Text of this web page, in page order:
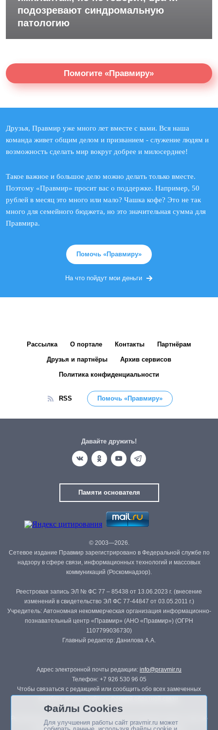
подозревают синдромальную
патологию
Помогите «Правмиру»
Друзья, Правмир уже много лет вместе с вами. Вся наша
команда живет общим делом и призванием - служение людям и
возможность сделать мир вокруг добрее и милосерднее!
Такое важное и большое дело можно делать только вместе.
Поэтому «Правмир» просит вас о поддержке. Например, 50
рублей в месяц это много или мало? Чашка кофе? Это не так
много для семейного бюджета, но это значительная сумма для
Правмира.
Помочь «Правмиру»
На что пойдут мои деньги
Рассылка О портале Контакты Партнёрам
Друзья и партнёры Архив сервисов
Политика конфиденциальности
RSS Помочь «Правмиру»
Давайте дружить!
Памяти основателя
© 2003—2026.
Сетевое издание Правмир зарегистрировано в Федеральной службе по
надзору в сфере связи, информационных технологий и массовых
коммуникаций (Роскомнадзор).
Реестровая запись ЭЛ № ФС 77 – 85438 от 13.06.2023 г. (внесение
изменений в свидетельство ЭЛ ФС 77-44847 от 03.05.2011 г.)
Учредитель: Автономная некоммерческая организация информационно-
познавательный центр «Правмир» (АНО «Правмир») (ОГРН
1107799036730)
Главный редактор: Данилова А.А.
Адрес электронной почты редакции: info@pravmir.ru
Телефон: +7 926 530 96 05
Чтобы связаться с редакцией или сообщить обо всех замеченных
Републикация материалов сайта в печатных изданиях (книгах, прессе)
возможна только с письменного разрешения редакции.
Файлы Cookies
Для улучшения работы сайт pravmir.ru может